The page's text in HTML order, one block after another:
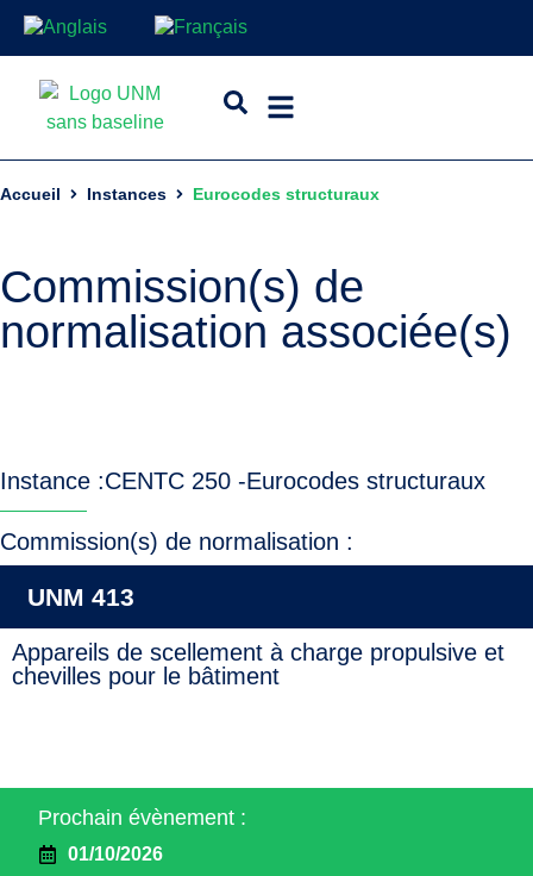
Accueil Instances Eurocodes structuraux
Commission(s) de
normalisation associée(s)
Instance :CENTC 250 -Eurocodes structuraux
Commission(s) de normalisation :
UNM 413
Appareils de scellement à charge propulsive et
chevilles pour le bâtiment
Prochain évènement :
01/10/2026